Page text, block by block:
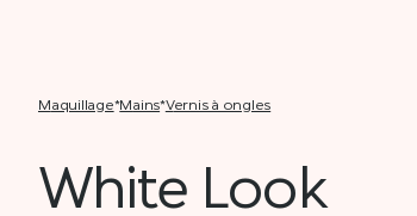
maquillage* mains* vernis à ongles
White Look